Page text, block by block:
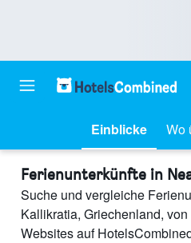
Einblicke Wo
Ferienunterkünfte in
Suche und vergleiche
Kallikratia, Griechenland,
Websites auf